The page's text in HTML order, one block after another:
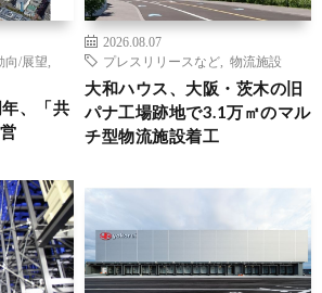
向/展望
、「共
2026.08.07
プレスリリースなど
物流施設
大和ハウス、大阪・茨木の旧
パナ工場跡地で3.1万㎡のマル
チ型物流施設着工